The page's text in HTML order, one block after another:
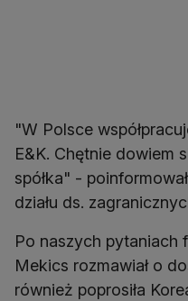
"W Polsce
E&K. Chętnie dowiem
spółka" -
działu ds.
Po naszych pytaniach
Mekics rozmawiał o
również poprosiła